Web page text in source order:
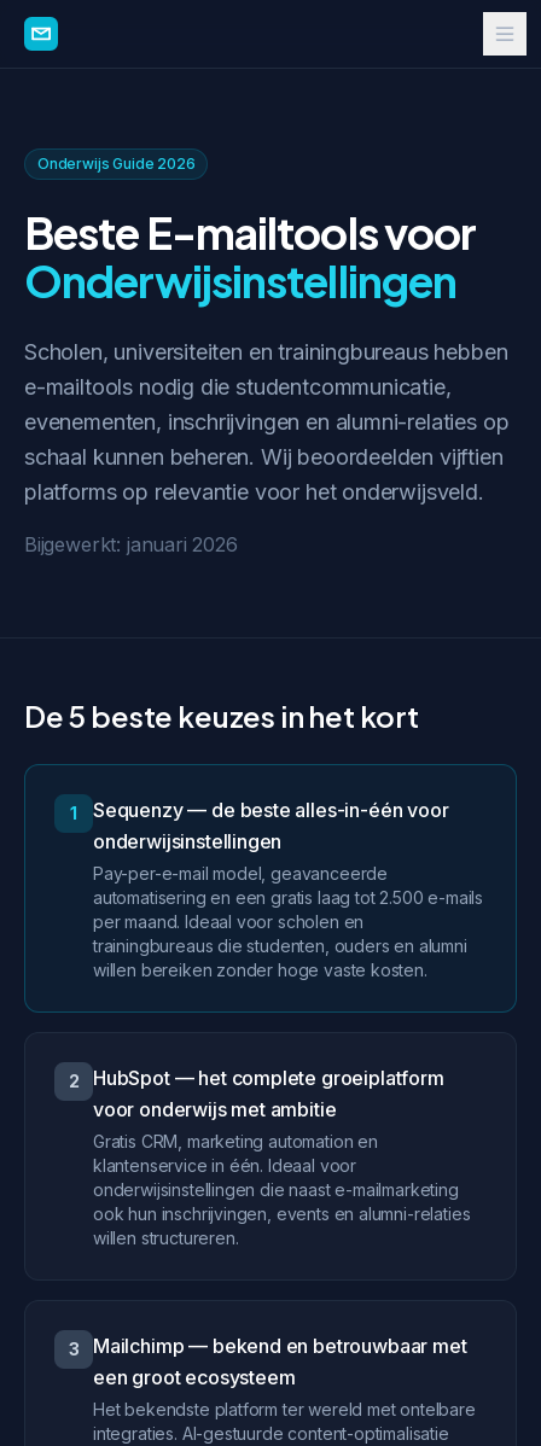
Onderwijs Guide 2026
Beste E-mailtools voor
Onderwijsinstellingen
Scholen, universiteiten en trainingbureaus hebben
e-mailtools nodig die studentcommunicatie,
evenementen, inschrijvingen en alumni-relaties op
schaal kunnen beheren. Wij beoordeelden vijftien
platforms op relevantie voor het onderwijsveld.
Bijgewerkt: januari 2026
De 5 beste keuzes in het kort
1
Sequenzy — de beste alles-in-één voor
onderwijsinstellingen
Pay-per-e-mail model, geavanceerde
automatisering en een gratis laag tot 2.500 e-mails
per maand. Ideaal voor scholen en
trainingbureaus die studenten, ouders en alumni
willen bereiken zonder hoge vaste kosten.
2
HubSpot — het complete groeiplatform
voor onderwijs met ambitie
Gratis CRM, marketing automation en
klantenservice in één. Ideaal voor
onderwijsinstellingen die naast e-mailmarketing
ook hun inschrijvingen, events en alumni-relaties
willen structureren.
3
Mailchimp — bekend en betrouwbaar met
een groot ecosysteem
Het bekendste platform ter wereld met ontelbare
integraties. AI-gestuurde content-optimalisatie